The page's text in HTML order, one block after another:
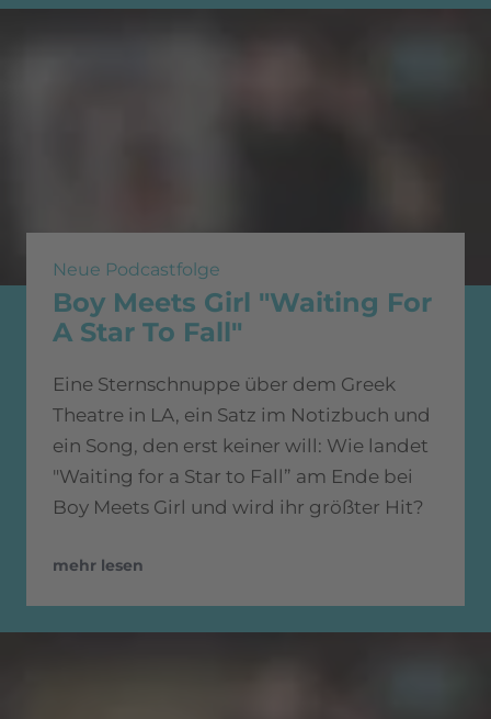
Neue Podcastfolge
Boy Meets Girl "Waiting For
A Star To Fall"
Eine Sternschnuppe über dem Greek
Theatre in LA, ein Satz im Notizbuch und
ein Song, den erst keiner will: Wie landet
"Waiting for a Star to Fall” am Ende bei
Boy Meets Girl und wird ihr größter Hit?
mehr lesen